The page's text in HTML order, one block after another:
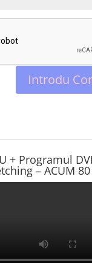
+ Programul
– ACUM